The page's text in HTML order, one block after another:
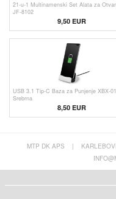
21-u-1 Multinamenski Set Alata za
JF-8102
9,50 EUR
USB 3.1 Tip-C Baza za Punjenje XBX-
Srebrna
8,50 EUR
MTP DK APS |